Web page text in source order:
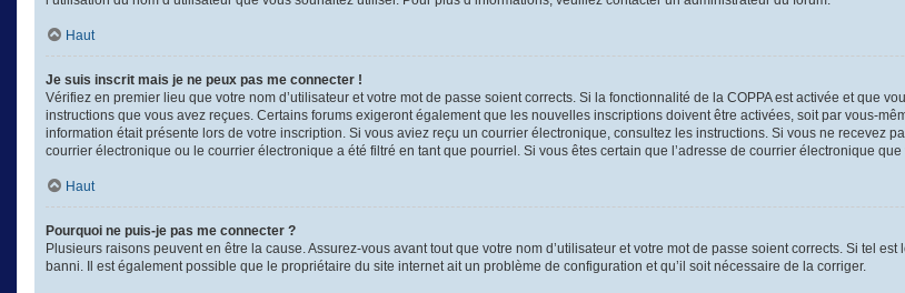
Haut
Je suis inscrit mais je ne peux pas me connecter !
Vérifiez en premier lieu que votre nom d’utilisateur et votre mot de passe soient corrects. Si la fonctionnalité de la COPPA est activée et que
instructions que vous avez reçues. Certains forums exigeront également que les nouvelles inscriptions doivent être activées, soit par vous-
information était présente lors de votre inscription. Si vous aviez reçu un courrier électronique, consultez les instructions. Si vous ne recevez
courrier électronique ou le courrier électronique a été filtré en tant que pourriel. Si vous êtes certain que l’adresse de courrier électronique
Haut
Pourquoi ne puis-je pas me connecter ?
Plusieurs raisons peuvent en être la cause. Assurez-vous avant tout que votre nom d’utilisateur et votre mot de passe soient corrects. Si tel
banni. Il est également possible que le propriétaire du site internet ait un problème de configuration et qu’il soit nécessaire de la corriger.